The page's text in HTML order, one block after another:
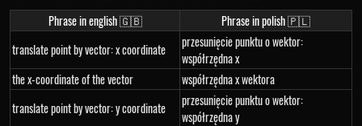
Phrase in english 🇬🇧
Phrase in polish 🇵🇱
translate point by vector: x coordinate
przesunięcie punktu o wektor:
współrzędna x
the x-coordinate of the vector
współrzędna x wektora
translate point by vector: y coordinate
przesunięcie punktu o wektor:
współrzędna y